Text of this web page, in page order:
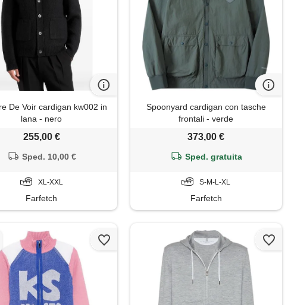
De Voir cardigan kw002 in
lana - nero
255,00 €
Sped. 10,00 €
XL-XXL
Farfetch
Spoonyard cardigan con tasche
frontali - verde
373,00 €
Sped. gratuita
S-M-L-XL
Farfetch